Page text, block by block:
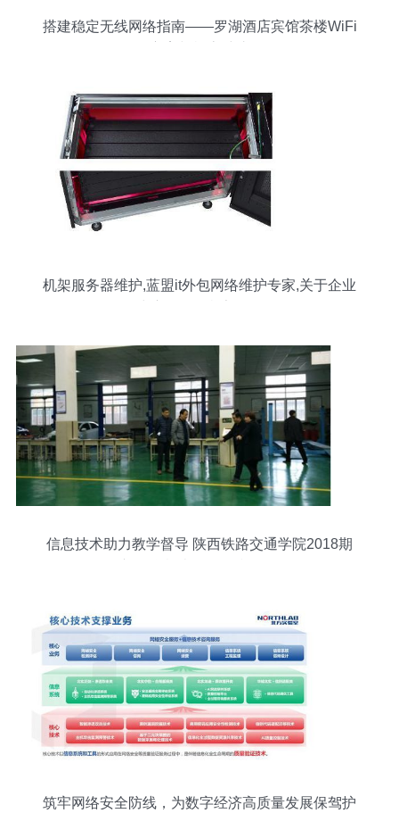
搭建稳定无线网络指南——罗湖酒店宾馆茶楼WiFi
机架服务器维护,蓝盟it外包网络维护专家,关于企业
信息技术助力教学督导 陕西铁路交通学院2018期
筑牢网络安全防线，为数字经济高质量发展保驾护